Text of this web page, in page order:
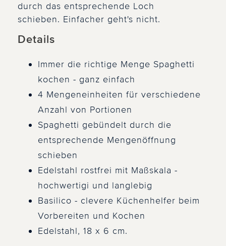
durch das entsprechende Loch
schieben. Einfacher geht's nicht.
Details
Immer die richtige Menge Spaghetti
kochen - ganz einfach
4 Mengeneinheiten für verschiedene
Anzahl von Portionen
Spaghetti gebündelt durch die
entsprechende Mengenöffnung
schieben
Edelstahl rostfrei mit Maßskala -
hochwertigi und langlebig
Basilico - clevere Küchenhelfer beim
Vorbereiten und Kochen
Edelstahl, 18 x 6 cm.